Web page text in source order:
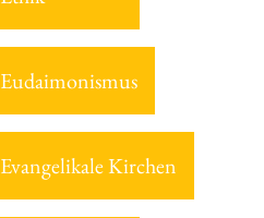
Eudaimonismus
Evangelikale Kirchen